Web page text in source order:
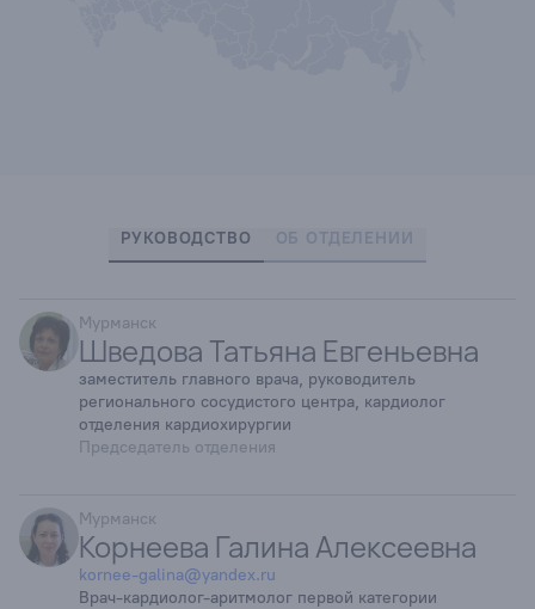
РУКОВОДСТВО ОБ ОТДЕЛЕНИИ
Мурманск
Шведова Татьяна Евгеньевна
заместитель главного врача, руководитель
регионального сосудистого центра, кардиолог
отделения кардиохирургии
Председатель отделения
Мурманск
Корнеева Галина Алексеевна
kornee-galina@yandex.ru
Врач-кардиолог-аритмолог первой категории